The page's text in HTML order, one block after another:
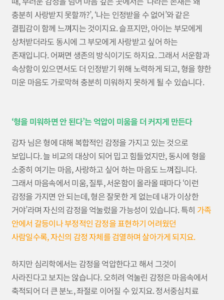
충분히 사랑받지 못할까?’, ‘나는 인정받을 수 없어’와 같은
결핍감이 함께 느껴지는 것이지요. 슬프지만, 아이는 부모에게
상처받더라도 동시에 그 부모에게 사랑받고 싶어 하는
존재입니다. 어쩌면 생존의 방식이기도 하지요. 그래서 서운함과
속상함이 있으면서도 더 인정받기 위해 노력하게 되고, 형을 향한
미운 마음도 가로막혀 충분히 미워하지 못하게 될 수 있습니다.
‘형을 미워하면 안 된다’는 억압이 미움을 더 커지게 만든다
감자 님은 형에 대해 복합적인 감정을 가지고 있는 것으로
보입니다. 늘 비교의 대상이 되어 밉고 힘들었지만, 동시에 형을
소중히 여기는 마음, 사랑하고 싶어 하는 마음도 느껴집니다.
그래서 마음속에서 미움, 질투, 서운함이 올라올 때마다 ‘이런
감정을 가지면 안 되는데, 형은 잘못한 게 없는데 내가 이상한
거야’라며 자신의 감정을 억눌렀을 가능성이 있습니다. 특히 가족
안에서 갈등이나 부정적인 감정을 표현하기 어려웠던
사람일수록, 자신의 감정 자체를 검열하며 살아가게 되지요.
하지만 심리학에서는 감정을 억압한다고 해서 그것이
사라진다고 보지는 않습니다. 오히려 억눌린 감정은 마음속에서
축적되어 더 큰 분노, 좌절로 이어질 수 있지요. 정서중심치료